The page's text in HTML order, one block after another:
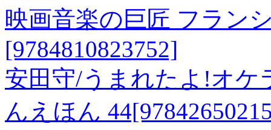
映画音楽の巨匠 フラン
[9784810823752]
安田守/うまれたよ!オケ
んえほん